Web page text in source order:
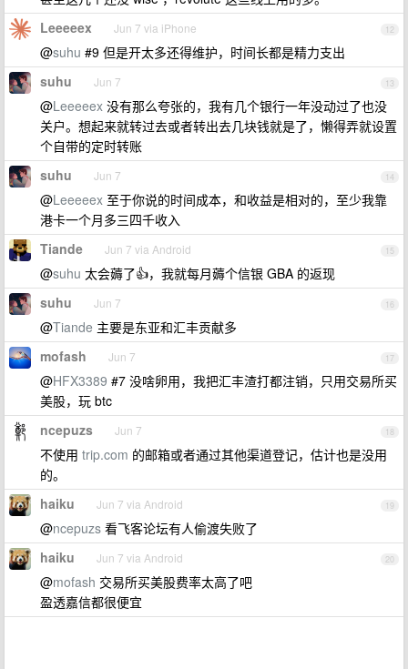
12
Leeeeex Jun 7 via iPhone
@suhu #9 但是开太多还得维护，时间长都是精力支出
13
suhu Jun 7
@Leeeeex 没有那么夸张的，我有几个银行一年没动过了也没
关户。想起来就转过去或者转出去几块钱就是了，懒得弄就设置
个自带的定时转账
14
suhu Jun 7
@Leeeeex 至于你说的时间成本，和收益是相对的，至少我靠
港卡一个月多三四千收入
15
Tiande Jun 7 via Android
@suhu 太会薅了👍，我就每月薅个信银 GBA 的返现
16
suhu Jun 7
@Tiande 主要是东亚和汇丰贡献多
17
mofash Jun 7
@HFX3389 #7 没啥卵用，我把汇丰渣打都注销，只用交易所买
美股，玩 btc
18
ncepuzs Jun 7
不使用 trip.com 的邮箱或者通过其他渠道登记，估计也是没用
的。
19
haiku Jun 7 via Android
@ncepuzs 看飞客论坛有人偷渡失败了
20
haiku Jun 7 via Android
@mofash 交易所买美股费率太高了吧
盈透嘉信都很便宜